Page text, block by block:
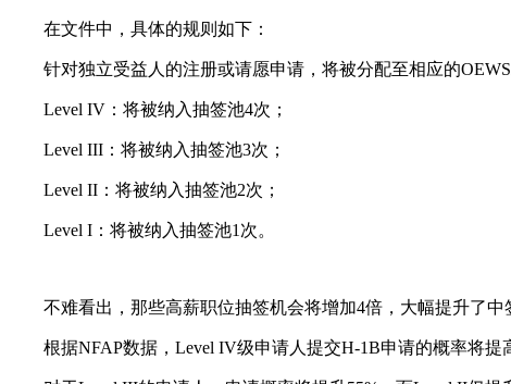
在文件中，具体的规则如下：
针对独立受益人的注册或请愿申请，将被分配至相应的OEWS
Level IV：将被纳入抽签池4次；
Level III：将被纳入抽签池3次；
Level II：将被纳入抽签池2次；
Level I：将被纳入抽签池1次。
不难看出，那些高薪职位抽签机会将增加4倍，大幅提升了中
根据NFAP数据，Level IV级申请人提交H-1B申请的概率将提高